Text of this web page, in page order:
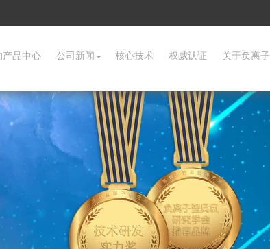
产品中心 公司新闻 核心技术 权威认证 关于负离子